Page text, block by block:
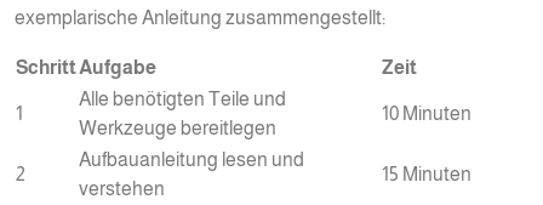
exemplarische Anleitung zusammengestellt:
SchrittAufgabe Zeit
1
Alle benötigten Teile und
Werkzeuge bereitlegen
10 Minuten
2
Aufbauanleitung lesen und
verstehen
15 Minuten